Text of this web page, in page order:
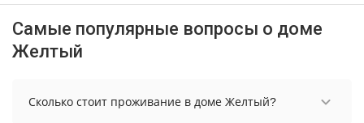
Самые популярные вопросы о доме
Желтый
Сколько стоит проживание в доме Желтый?